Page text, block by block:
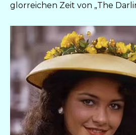
glorreichen Zeit von „The